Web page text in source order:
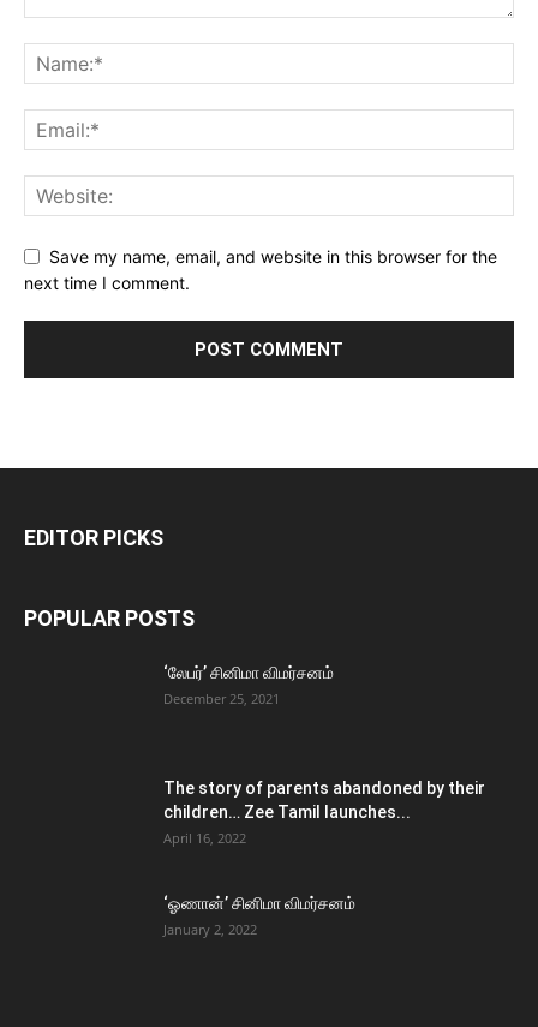
Save my name, email, and website in this browser for the
next time I comment.
EDITOR PICKS
POPULAR POSTS
‘லேபர்’ சினிமா விமர்சனம்
December 25, 2021
The story of parents abandoned by their
children… Zee Tamil launches...
April 16, 2022
‘ஓணான்’ சினிமா விமர்சனம்
January 2, 2022